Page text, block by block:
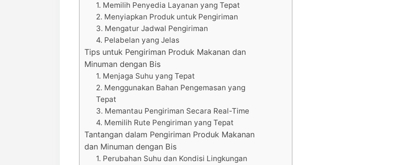
1. Memilih Penyedia Layanan yang Tepat
2. Menyiapkan Produk untuk Pengiriman
3. Mengatur Jadwal Pengiriman
4. Pelabelan yang Jelas
Tips untuk Pengiriman Produk Makanan dan
Minuman dengan Bis
1. Menjaga Suhu yang Tepat
2. Menggunakan Bahan Pengemasan yang
Tepat
3. Memantau Pengiriman Secara Real-Time
4. Memilih Rute Pengiriman yang Tepat
Tantangan dalam Pengiriman Produk Makanan
dan Minuman dengan Bis
1. Perubahan Suhu dan Kondisi Lingkungan